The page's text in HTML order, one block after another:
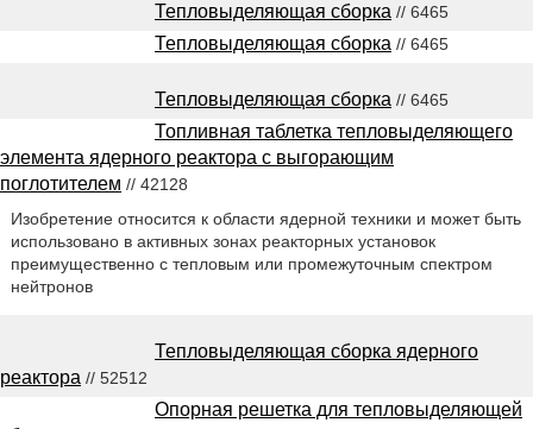
Тепловыделяющая сборка // 6465
Тепловыделяющая сборка // 6465
Тепловыделяющая сборка // 6465
Топливная таблетка тепловыделяющего
элемента ядерного реактора с выгорающим
поглотителем // 42128
Изобретение относится к области ядерной техники и может быть
использовано в активных зонах реакторных установок
преимущественно с тепловым или промежуточным спектром
нейтронов
Тепловыделяющая сборка ядерного
реактора // 52512
Опорная решетка для тепловыделяющей